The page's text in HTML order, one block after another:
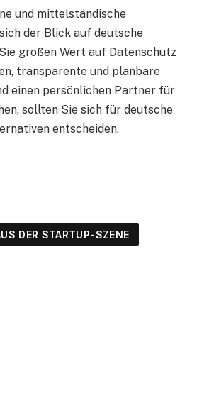
und mittelständische
der Blick auf deutsche
großen Wert auf Datenschutz
transparente und planbare
einen persönlichen Partner für
sollten Sie sich für deutsche
entscheiden.
DER STARTUP-SZENE